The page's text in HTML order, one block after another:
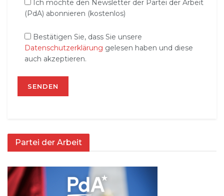
Ich möchte den Newsletter der Partei der Arbeit
(PdA) abonnieren (kostenlos)
Bestätigen Sie, dass Sie unsere
Datenschutzerklärung gelesen haben und diese
auch akzeptieren.
Partei der Arbeit